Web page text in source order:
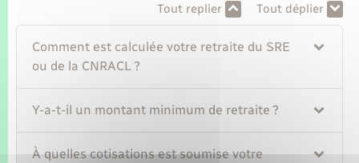
Tout replier Tout déplier
Comment est calculée votre retraite du SRE
ou de la CNRACL ?
Y-a-t-il un montant minimum de retraite ?
À quelles cotisations est soumise votre